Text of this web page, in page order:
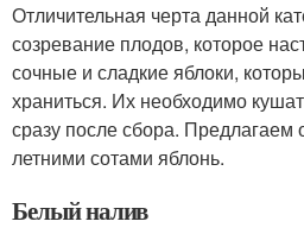
Отличительная черта данной
созревание плодов, которое
сочные и сладкие яблоки,
храниться. Их необходимо
сразу после сбора. Предлагаем
летними сотами яблонь.
Белый налив